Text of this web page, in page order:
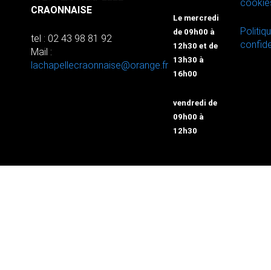
CRAONNAISE
tel : 02 43 98 81 92
Mail :
lachapellecraonnaise@orange.fr
Le mercredi
de 09h00 à
12h30 et de
13h30 à
16h00
vendredi de
09h00 à
12h30